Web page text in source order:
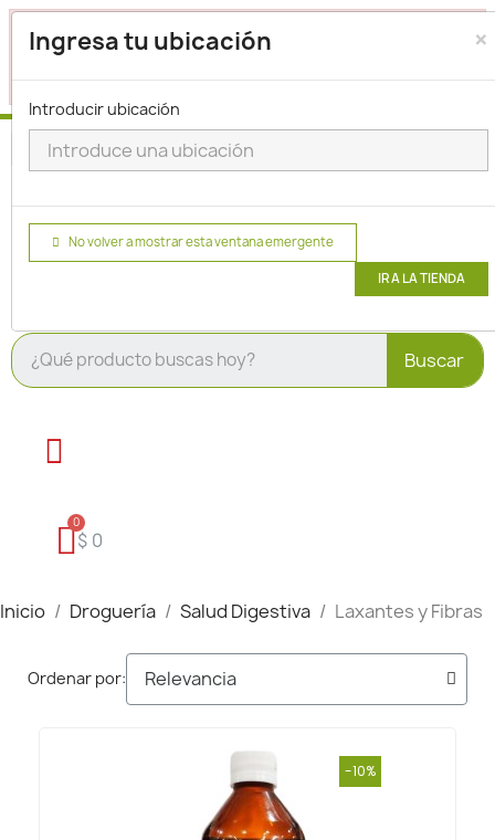
Seleccione su ubicación para que podamos verificar si
actualmente prestamos servicio en su área.
aquípara seleccionar una ubicación.
×
Ingresa tu ubicación
Introducir ubicación
No volver a mostrar esta ventana emergente
IR A LA TIENDA
Buscar
$ 0
Inicio Droguería Salud Digestiva Laxantes y Fibras
Ordenar por:
-10%